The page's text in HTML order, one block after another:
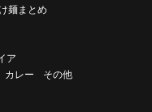
麺まとめ
ア
カレー その他